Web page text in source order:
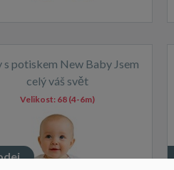
s potiskem New Baby Jsem
celý váš svět
Velikost: 68 (4-6m)